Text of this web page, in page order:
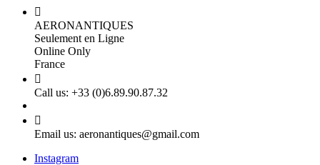

AERONANTIQUES
Seulement en Ligne
Online Only
France

Call us: +33 (0)6.89.90.87.32

Email us: aeronantiques@gmail.com
Instagram